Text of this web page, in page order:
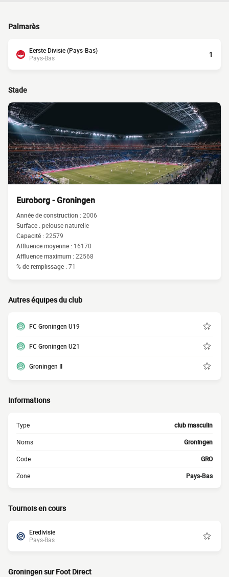
Palmarès
Eerste Divisie (Pays-Bas)
Pays-Bas
1
Stade
Euroborg - Groningen
Année de construction :2006
Surface :pelouse naturelle
Capacité :22579
Affluence moyenne : 16170
Affluence maximum :22568
% de remplissage :71
Autres équipes du club
FC Groningen U19
FC Groningen U21
Groningen II
Informations
Type club masculin
Noms Groningen
Code GRO
Zone Pays-Bas
Tournois en cours
Eredivisie
Pays-Bas
Groningen sur Foot Direct